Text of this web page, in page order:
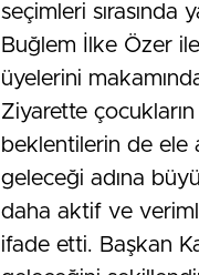
seçimleri sırasında
Buğlem İlke Özer
üyelerini
Ziyarette
beklentilerin de ele
geleceği adına
daha aktif ve
ifade etti. Başkan